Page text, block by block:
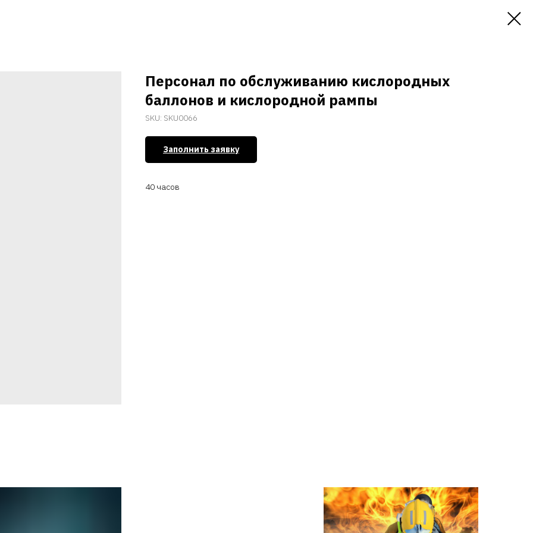
Персонал по обслуживанию кислородных
баллонов и кислородной рампы
SKU: SKU0066
Заполнить заявку
40 часов